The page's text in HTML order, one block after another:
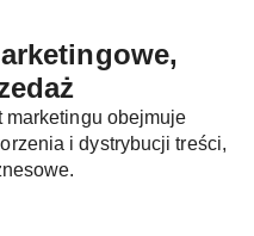
marketingu obejmuje
i dystrybucji treści,